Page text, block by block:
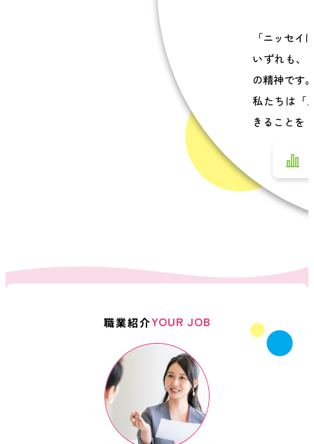
「ニッセ
いずれも、
の精神です
私たちは「
きることを
職業紹介YOUR JOB